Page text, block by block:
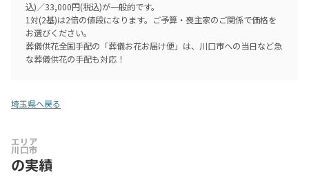
込)／33,000円(税込)が一般的です。
1対(2基)は2倍の値段になります。ご予算・喪主家のご関係で価格を
お選びください。
葬儀供花全国手配の「葬儀お花お届け便」は、川口市への当日など急
な葬儀供花の手配も対応！
埼玉県へ戻る
エリア
川口市
の実績